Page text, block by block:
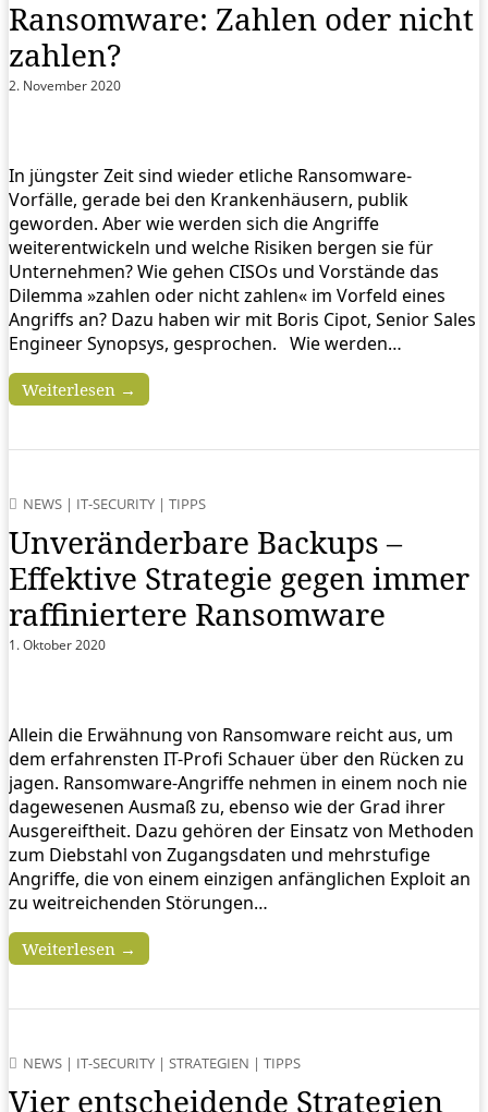
Ransomware: Zahlen oder nicht
zahlen?
2. November 2020
In jüngster Zeit sind wieder etliche Ransomware-
Vorfälle, gerade bei den Krankenhäusern, publik
geworden. Aber wie werden sich die Angriffe
weiterentwickeln und welche Risiken bergen sie für
Unternehmen? Wie gehen CISOs und Vorstände das
Dilemma »zahlen oder nicht zahlen« im Vorfeld eines
Angriffs an? Dazu haben wir mit Boris Cipot, Senior Sales
Engineer Synopsys, gesprochen. Wie werden…
Weiterlesen →
NEWS | IT-SECURITY | TIPPS
Unveränderbare Backups –
Effektive Strategie gegen immer
raffiniertere Ransomware
1. Oktober 2020
Allein die Erwähnung von Ransomware reicht aus, um
dem erfahrensten IT-Profi Schauer über den Rücken zu
jagen. Ransomware-Angriffe nehmen in einem noch nie
dagewesenen Ausmaß zu, ebenso wie der Grad ihrer
Ausgereiftheit. Dazu gehören der Einsatz von Methoden
zum Diebstahl von Zugangsdaten und mehrstufige
Angriffe, die von einem einzigen anfänglichen Exploit an
zu weitreichenden Störungen…
Weiterlesen →
NEWS | IT-SECURITY | STRATEGIEN | TIPPS
Vier entscheidende Strategien